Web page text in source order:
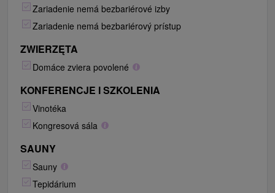
Zariadenie nemá bezbariérové izby
Zariadenie nemá bezbariérový prístup
ZWIERZĘTA
Domáce zviera povolené
KONFERENCJE I SZKOLENIA
Vinotéka
Kongresová sála
SAUNY
Sauny
Tepidárium